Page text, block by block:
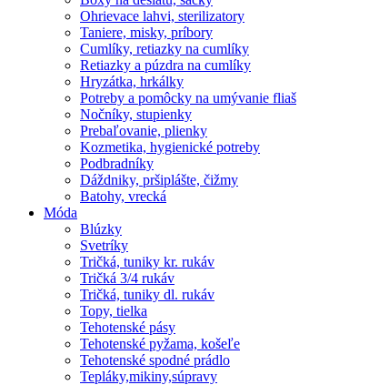
Ohrievace lahvi, sterilizatory
Taniere, misky, príbory
Cumlíky, retiazky na cumlíky
Retiazky a púzdra na cumlíky
Hryzátka, hrkálky
Potreby a pomôcky na umývanie fliaš
Nočníky, stupienky
Prebaľovanie, plienky
Kozmetika, hygienické potreby
Podbradníky
Dáždniky, pršiplášte, čižmy
Batohy, vrecká
Móda
Blúzky
Svetríky
Tričká, tuniky kr. rukáv
Tričká 3/4 rukáv
Tričká, tuniky dl. rukáv
Topy, tielka
Tehotenské pásy
Tehotenské pyžama, košeľe
Tehotenské spodné prádlo
Tepláky,mikiny,súpravy